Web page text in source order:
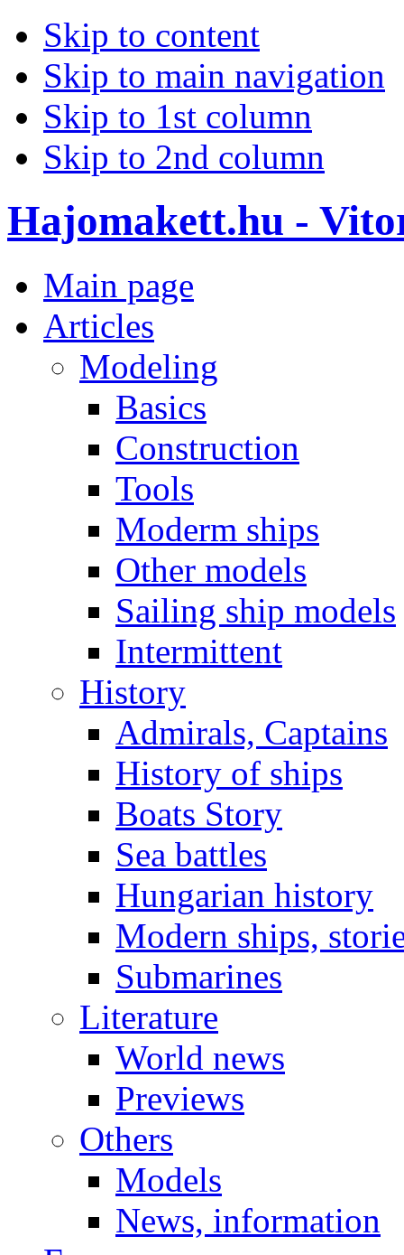
Skip to content
Skip to main navigation
Skip to 1st column
Skip to 2nd column
Hajomakett.hu -
Main page
Articles
Modeling
Basics
Construction
Tools
Moderm ships
Other models
Sailing ship models
Intermittent
History
Admirals, Captains
History of ships
Boats Story
Sea battles
Hungarian history
Modern ships,
Submarines
Literature
World news
Previews
Others
Models
News, information